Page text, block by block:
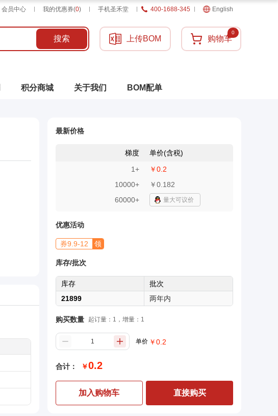
会员中心 我的优惠券(0) 手机圣禾堂 400-1688-345 English
搜索 上传BOM 购物车
0
积分商城 关于我们 BOM配单
最新价格
梯度
单价(含税)
1+
￥0.2
10000+
￥0.182
60000+
量大可议价
优惠活动
券9.9-12 领
库存/批次
库存
批次
21899
两年内
购买数量 起订量：1，增量：1
单价 ￥0.2
合计： ￥0.2
加入购物车 直接购买